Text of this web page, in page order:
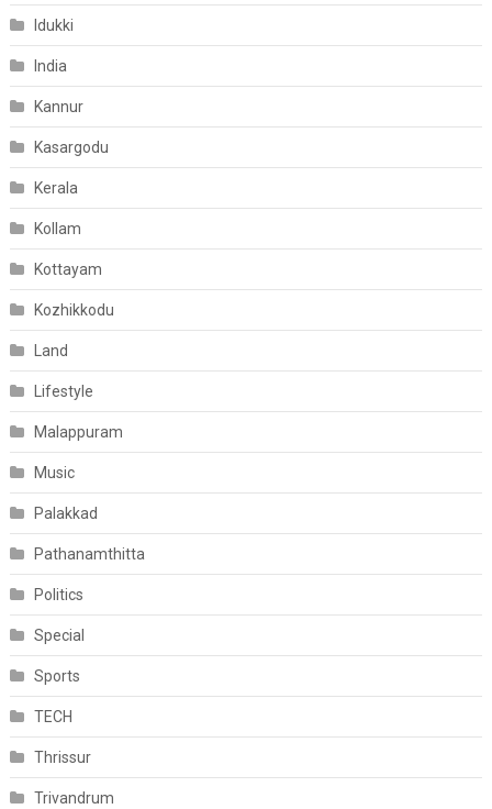
Idukki
India
Kannur
Kasargodu
Kerala
Kollam
Kottayam
Kozhikkodu
Land
Lifestyle
Malappuram
Music
Palakkad
Pathanamthitta
Politics
Special
Sports
TECH
Thrissur
Trivandrum